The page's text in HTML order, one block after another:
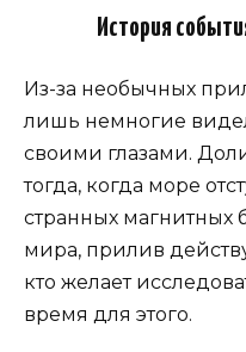
История
Из-за необычных
лишь немногие
своими глазами.
тогда, когда море
странных магнитных
мира, прилив
кто желает
время для этого.